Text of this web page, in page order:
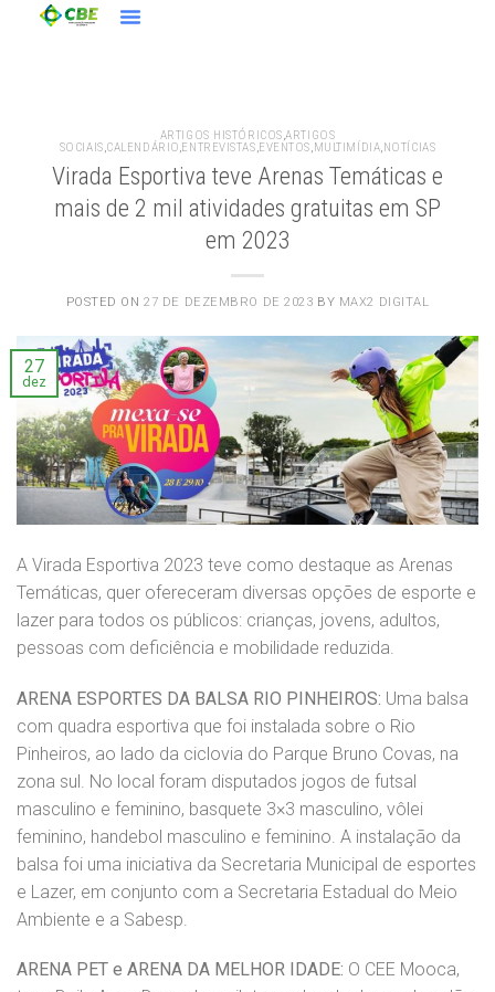
ARTIGOS HISTÓRICOS,ARTIGOS
SOCIAIS,CALENDÁRIO,ENTREVISTAS,EVENTOS,MULTIMÍDIA, NOTÍCIAS
Virada Esportiva teve Arenas Temáticas e
mais de 2 mil atividades gratuitas em SP
em 2023
POSTED ON27 DE DEZEMBRO DE 2023 BY MAX2 DIGITAL
27
dez
A Virada Esportiva 2023 teve como destaque as Arenas
Temáticas, quer ofereceram diversas opções de esporte e
lazer para todos os públicos: crianças, jovens, adultos,
pessoas com deficiência e mobilidade reduzida.
ARENA ESPORTES DA BALSA RIO PINHEIROS: Uma balsa
com quadra esportiva que foi instalada sobre o Rio
Pinheiros, ao lado da ciclovia do Parque Bruno Covas, na
zona sul. No local foram disputados jogos de futsal
masculino e feminino, basquete 3×3 masculino, vôlei
feminino, handebol masculino e feminino. A instalação da
balsa foi uma iniciativa da Secretaria Municipal de esportes
e Lazer, em conjunto com a Secretaria Estadual do Meio
Ambiente e a Sabesp.
ARENA PET e ARENA DA MELHOR IDADE: O CEE Mooca,